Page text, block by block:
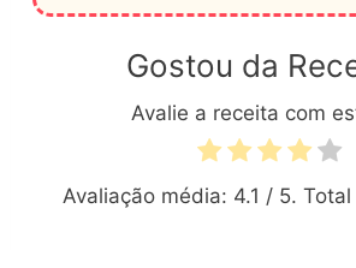
Gostou da
Avalie a receita com
Avaliação média: 4.1 / 5.